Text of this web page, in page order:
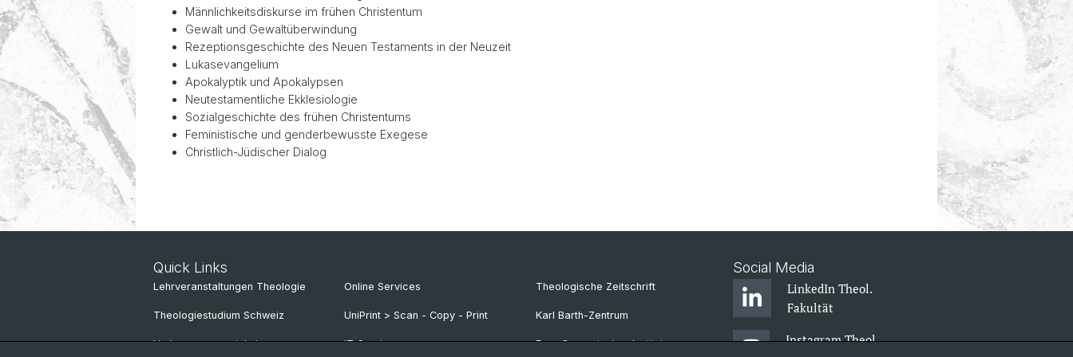
Geschichte
Männlichkeitsdiskurse im frühen Christentum
Gewalt und Gewaltüberwindung
Rezeptionsgeschichte des Neuen Testaments in der Neuzeit
Lukasevangelium
Apokalyptik und Apokalypsen
Neutestamentliche Ekklesiologie
Sozialgeschichte des frühen Christentums
Feministische und genderbewusste Exegese
Christlich-Jüdischer Dialog
Quick Links
Lehrveranstaltungen Theologie
Theologiestudium Schweiz
Vorlesungsverzeichnis
Online Services
UniPrint > Scan - Copy - Print
IT-Services
Theologische Zeitschrift
Karl Barth-Zentrum
Frey-Grynaeisches Institut
Social Media
LinkedIn Theol.
Fakultät
Instagram Theol.